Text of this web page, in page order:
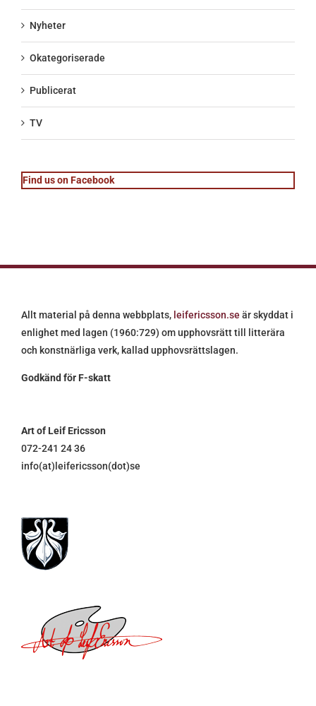
Nyheter
Okategoriserade
Publicerat
TV
Find us on Facebook
Allt material på denna webbplats, leifericsson.se är skyddat i
enlighet med lagen (1960:729) om upphovsrätt till litterära
och konstnärliga verk, kallad upphovsrättslagen.
Godkänd för F-skatt
Art of Leif Ericsson
072-241 24 36
info(at)leifericsson(dot)se